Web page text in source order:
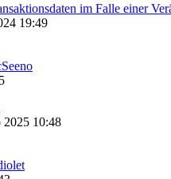
im Falle einer
19:49
2025 10:48